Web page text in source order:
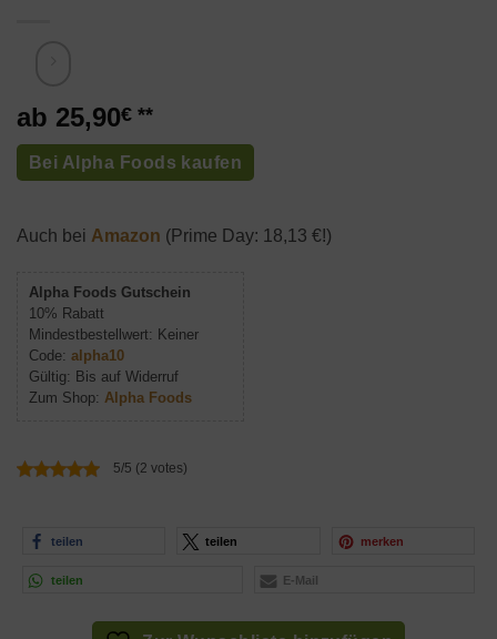
25,90€
Bei Alpha Foods kaufen
Auch bei Amazon (Prime Day: 18,13 €!)
Alpha Foods Gutschein
10% Rabatt
Mindestbestellwert: Keiner
Code: alpha10
Gültig: Bis auf Widerruf
Zum Shop: Alpha Foods
5/5 (2 votes)
teilen teilen merken
teilen E-Mail